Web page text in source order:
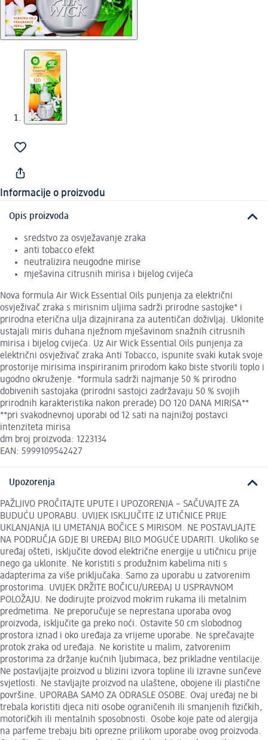
Informacije o proizvodu
Opis proizvoda
sredstvo za osvježavanje zraka
anti tobacco efekt
neutralizira neugodne mirise
mješavina citrusnih mirisa i bijelog cvijeća
Nova formula Air Wick Essential Oils punjenja za električni
osvježivač zraka s mirisnim uljima sadrži prirodne sastojke* i
prirodna eterična ulja dizajnirana za autentičan doživljaj. Uklonite
ustajali miris duhana nježnom mješavinom snažnih citrusnih
mirisa i bijelog cvijeća. Uz Air Wick Essential Oils punjenja za
električni osvježivač zraka Anti Tobacco, ispunite svaki kutak svoje
prostorije mirisima inspiriranim prirodom kako biste stvorili toplo i
ugodno okruženje. *formula sadrži najmanje 50 % prirodno
dobivenih sastojaka (prirodni sastojci zadržavaju 50 % svojih
prirodnih karakteristika nakon prerade) DO 120 DANA MIRISA**
**pri svakodnevnoj uporabi od 12 sati na najnižoj postavci
intenziteta mirisa
dm broj proizvoda: 1223134
EAN: 5999109542427
Upozorenja
PAŽLJIVO PROČITAJTE UPUTE I UPOZORENJA – SAČUVAJTE ZA
BUDUĆU UPORABU. UVIJEK ISKLJUČITE IZ UTIČNICE PRIJE
UKLANJANJA ILI UMETANJA BOČICE S MIRISOM. NE POSTAVLJAJTE
NA PODRUČJA GDJE BI UREĐAJ BILO MOGUĆE UDARITI. Ukoliko se
uređaj ošteti, isključite dovod električne energije u utičnicu prije
nego ga uklonite. Ne koristiti s produžnim kabelima niti s
adapterima za više priključaka. Samo za uporabu u zatvorenim
prostorima. UVIJEK DRŽITE BOČICU/UREĐAJ U USPRAVNOM
POLOŽAJU. Ne dodirujte proizvod mokrim rukama ili metalnim
predmetima. Ne preporučuje se neprestana uporaba ovog
proizvoda, isključite ga preko noći. Ostavite 50 cm slobodnog
prostora iznad i oko uređaja za vrijeme uporabe. Ne sprečavajte
protok zraka od uređaja. Ne koristite u malim, zatvorenim
prostorima za držanje kućnih ljubimaca, bez prikladne ventilacije.
Ne postavljajte proizvod u blizini izvora topline ili izravne sunčeve
svjetlosti. Ne stavljajte proizvod na ulaštene, obojene ili plastične
površine. UPORABA SAMO ZA ODRASLE OSOBE. Ovaj uređaj ne bi
trebala koristiti djeca niti osobe ograničenih ili smanjenih fizičkih,
motoričkih ili mentalnih sposobnosti. Osobe koje pate od alergija
na parfeme trebaju biti oprezne prilikom uporabe ovog proizvoda.